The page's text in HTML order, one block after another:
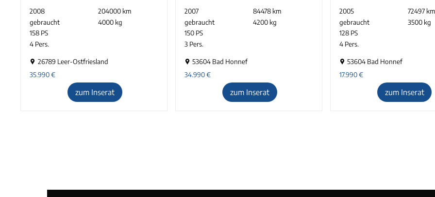
2008
204000 km
gebraucht
4000 kg
158 PS
4 Pers.
26789 Leer-Ostfriesland
35.990€
zum Inserat
2007
84478 km
gebraucht
4200 kg
150 PS
3 Pers.
53604 Bad Honnef
34.990€
zum Inserat
2005
72497 km
gebraucht
3500 kg
128 PS
4 Pers.
53604 Bad Honnef
17.990€
zum Inserat